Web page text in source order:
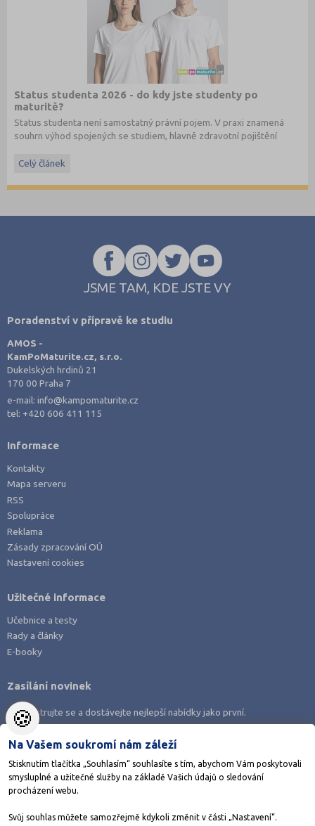
Status studenta 2026 - do kdy jste studenty po
maturitě?
Status studenta není samostatný právní pojem. V praxi znamená
souhrn výhod spojených se studiem, hlavně zdravotní pojištění
Celý článek
JSME TAM, KDE JSTE VY
Poradenství v přípravě ke studiu
AMOS -
KamPoMaturite.cz, s.r.o.
Dukelských hrdinů 21
170 00 Praha 7
e-mail:info@kampomaturite.cz
tel: +420 606 411 115
Informace
Kontakty
Mapa serveru
RSS
Spolupráce
Reklama
Zásady zpracování OÚ
Nastavení cookies
Stáhněte si aplikaci Adresář škol
Užitečné informace
Učebnice a testy
Rady a články
E-booky
Zasílání novinek
Zaregistrujte se a dostávejte nejlepší nabídky jako první.
🍪
Na Vašem soukromí nám záleží
Stisknutím tlačítka „Souhlasím“ souhlasíte s tím, abychom Vám poskytovali
smysluplné a užitečné služby na základě Vašich údajů o sledování
procházení webu.
Svůj souhlas můžete samozřejmě kdykoli změnit v části „Nastavení“.